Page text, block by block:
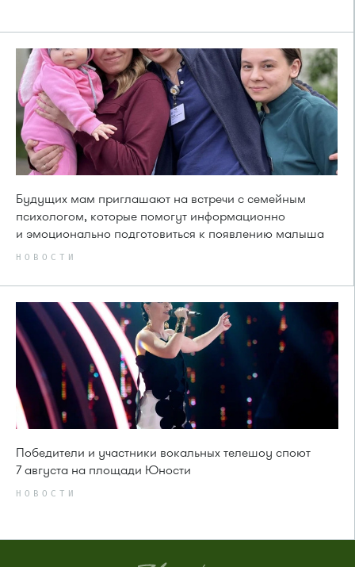
Будущих мам приглашают на встречи с семейным
психологом, которые помогут информационно
и эмоционально подготовиться к появлению малыша
НОВОСТИ
Победители и участники вокальных телешоу споют
7 августа на площади Юности
НОВОСТИ